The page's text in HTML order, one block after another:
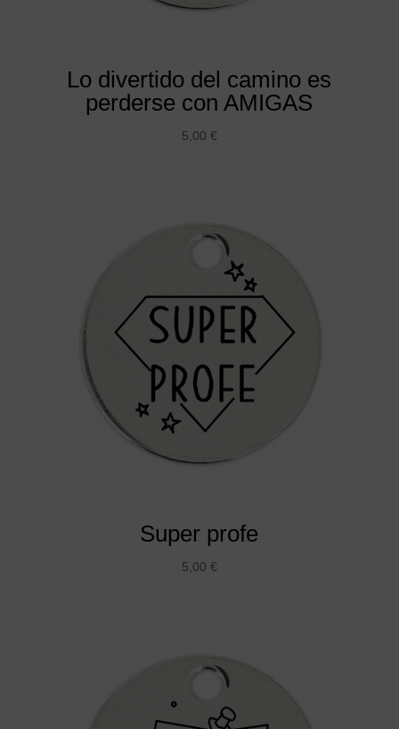
Lo divertido del camino es
perderse con AMIGAS
5,00 €
Super profe
5,00 €